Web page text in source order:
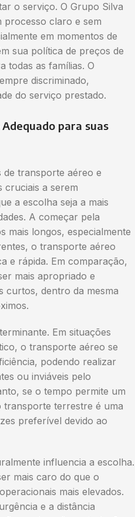
o serviço. O Grupo Silva
processo claro e sem
em momentos de
sua política de preços de
todas as famílias. O
discriminado,
do serviço prestado.
para suas
de transporte aéreo e
cruciais a serem
a escolha seja a mais
A começar pela
mais longos, especialmente
o transporte aéreo
e rápida. Em comparação,
mais apropriado e
curtos, dentro da mesma
Em situações
o transporte aéreo se
podendo realizar
ou inviáveis pelo
se o tempo permite um
transporte terrestre é uma
preferível devido ao
influencia a escolha.
mais caro do que o
mais elevados.
e a distância